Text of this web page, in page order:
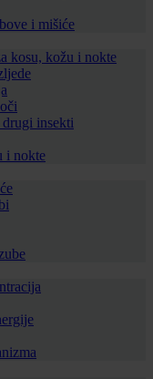
i mišiće
kosu, kožu i nokte
insekti
i nokte